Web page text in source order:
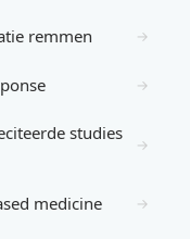
remmen →
→
studies
→
medicine →